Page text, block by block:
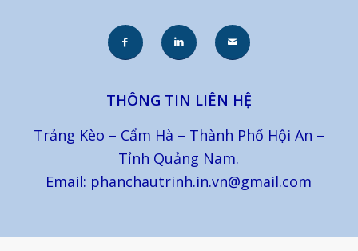
THÔNG TIN LIÊN HỆ
Trảng Kèo – Cẩm Hà – Thành Phố Hội An –
Tỉnh Quảng Nam.
Email: phanchautrinh.in.vn@gmail.com